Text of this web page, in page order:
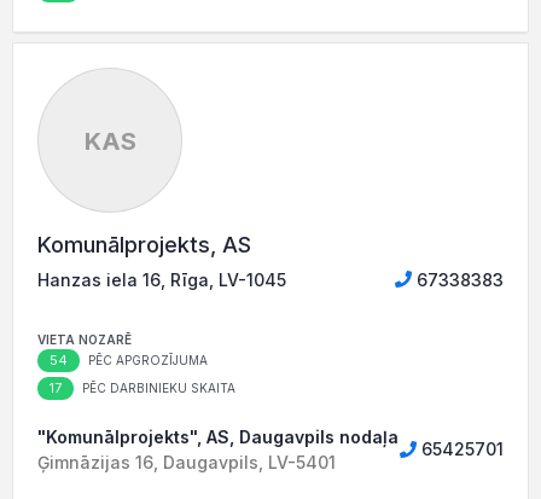
KAS
Komunālprojekts, AS
Hanzas iela 16, Rīga, LV-1045 67338383
VIETA NOZARĒ
54 PĒC APGROZĪJUMA
17 PĒC DARBINIEKU SKAITA
"Komunālprojekts", AS, Daugavpils nodaļa
Ģimnāzijas 16, Daugavpils, LV-5401
65425701